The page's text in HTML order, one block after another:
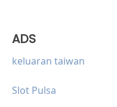
ADS
keluaran taiwan
Slot Pulsa